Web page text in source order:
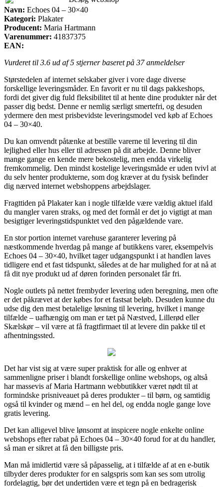
Navn: Echoes 04 – 30×40
Kategori: Plakater
Producent: Maria Hartmann
Varenummer: 41837375
EAN:
Vurderet til 3.6 ud af 5 stjerner baseret på 37anmeldelser
Størstedelen af internet selskaber giver i vore dage diverse
forskellige leveringsmåder. En favorit er nu til dags pakkeshops,
fordi det giver dig fuld fleksibilitet til at hente dine produkter når det
passer dig bedst. Denne er nemlig særligt smertefri, og desuden
ydermere den mest prisbevidste leveringsmodel ved køb af Echoes
04 – 30×40.
Du kan omvendt påtænke at bestille varerne til levering til din
lejlighed eller hus eller til adressen på dit arbejde. Denne bliver
mange gange en kende mere bekostelig, men endda virkelig
fremkommelig. Den mindst kostelige leveringsmåde er uden tvivl at
du selv henter produkterne, som dog kræver at du fysisk befinder
dig nærved internet webshoppens arbejdslager.
Fragttiden på Plakater kan i nogle tilfælde være vældig aktuel ifald
du mangler varen straks, og med det formål er det jo vigtigt at man
besigtiger leveringstidspunktet ved den pågældende vare.
En stor portion internet varehuse garanterer levering på
næstkommende hverdag på mange af butikkens varer, eksempelvis
Echoes 04 – 30×40, hvilket tager udgangspunkt i at handlen laves
tidligere end et fast tidspunkt, således at de har mulighed for at nå at
få dit nye produkt ud af døren forinden personalet får fri.
Nogle outlets på nettet frembyder levering uden beregning, men ofte
er det påkrævet at der købes for et fastsat beløb. Desuden kunne du
udse dig den mest betalelige løsning til levering, hvilket i mange
tilfælde – uafhængig om man er tæt på Næstved, Lillerød eller
Skælskør – vil være at få fragtfirmaet til at levere din pakke til et
afhentningssted.
Det har vist sig at være super praktisk for alle og enhver at
sammenligne priser i blandt forskellige online webshops, og altså
har massevis af Maria Hartmann webbutikker været nødt til at
formindske prisniveauet på deres produkter – til børn, og samtidig
også til kvinder og mænd – en hel del, og endda nogle gange love
gratis levering.
Det kan alligevel blive lønsomt at inspicere nogle enkelte online
webshops efter rabat på Echoes 04 – 30×40 forud for at du handler,
så man er sikret at få den billigste pris.
Man må imidlertid være så påpasselig, at i tilfælde af at en e-butik
tilbyder deres produkter for en salgspris som kan ses som utrolig
fordelagtig, bør det undertiden være et tegn på en bedragerisk